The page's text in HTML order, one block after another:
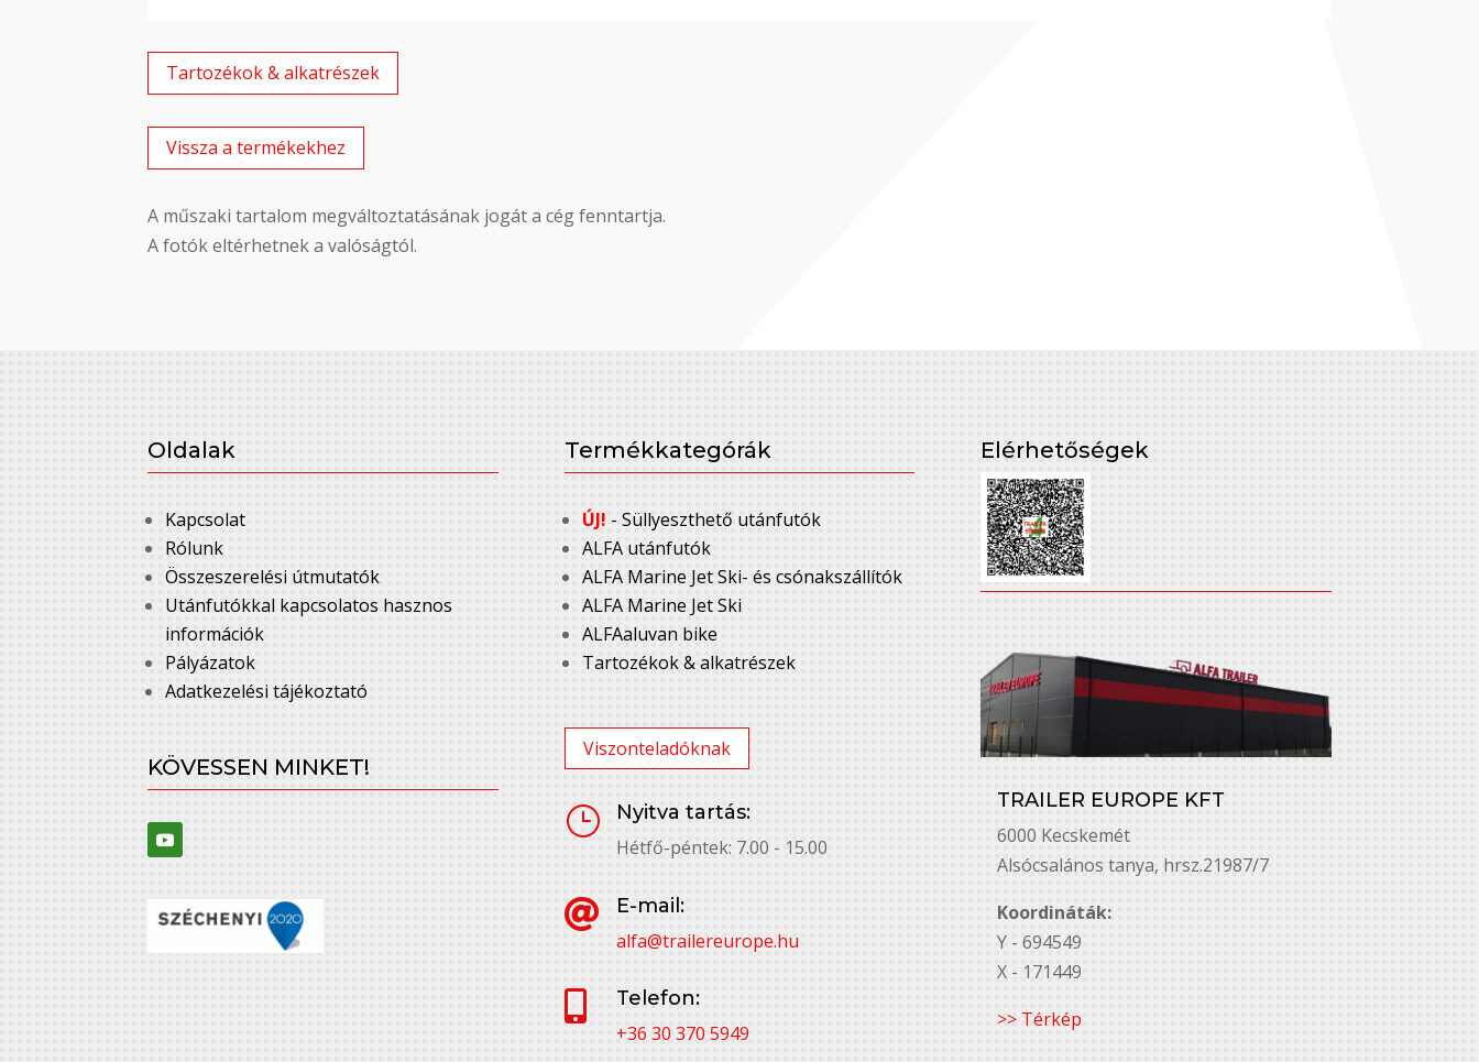
Tartozékok & alkatrészek
Vissza a termékekhez
A műszaki tartalom megváltoztatásának jogát a cég fenntartja.
A fotók eltérhetnek a valóságtól.
Oldalak
Kapcsolat
Rólunk
Összeszerelési útmutatók
Utánfutókkal kapcsolatos hasznos
információk
Pályázatok
Adatkezelési tájékoztató
KÖVESSEN MINKET!
Termékkategórák
ÚJ! - Süllyeszthető utánfutók
ALFA utánfutók
ALFA Marine Jet Ski- és csónakszállítók
ALFA Marine Jet Ski
ALFAaluvan bike
Tartozékok & alkatrészek
Viszonteladóknak
}
Nyitva tartás:
Hétfő-péntek: 7.00 - 15.00

E-mail:
alfa@trailereurope.hu

Telefon:
+36 30 370 5949
Elérhetőségek
TRAILER EUROPE KFT
6000 Kecskemét
Alsó￳csalános tanya, hrsz.21987/7
Koordináták:
Y - 694549
X - 171449
>> Térkép